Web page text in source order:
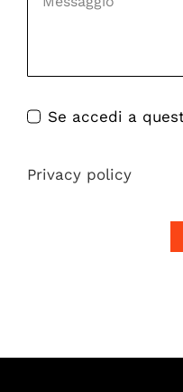
Se accedi a
Privacy policy